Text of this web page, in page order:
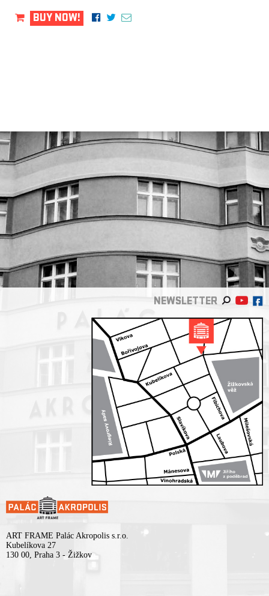
BUY NOW!
NEWSLETTER
ART FRAME Palác Akropolis s.r.o.
Kubelíkova 27
130 00, Praha 3 - Žižkov